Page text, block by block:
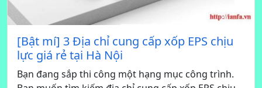
[Bật mí] 3 Địa chỉ cung cấp xốp EPS chịu
lực giá rẻ tại Hà Nội
Bạn đang sắp thi công một hạng mục công trình.